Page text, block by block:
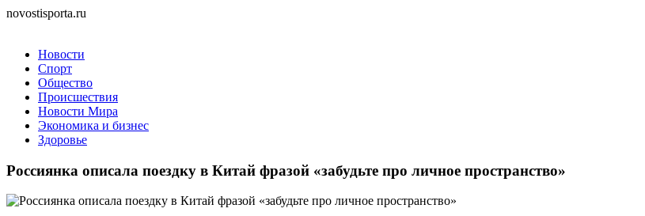
novostisporta.ru
Новости
Спорт
Общество
Происшествия
Новости Мира
Экономика и бизнес
Здоровье
Россиянка описала поездку в Китай фразой «забудьте про личное пространство»